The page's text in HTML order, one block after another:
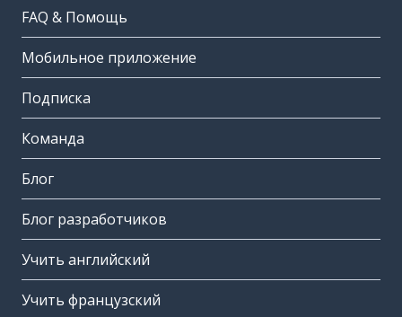
FAQ & Помощь
Мобильное приложение
Подписка
Команда
Блог
Блог разработчиков
Учить английский
Учить французский